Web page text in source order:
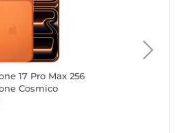
17 Pro Max 256
Cosmico